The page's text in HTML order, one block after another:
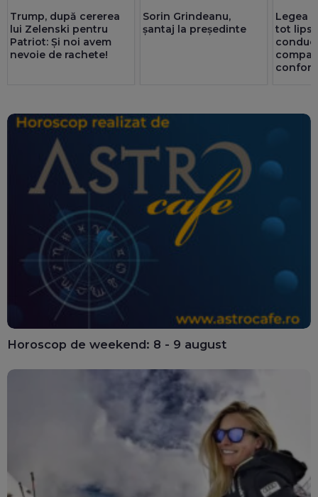
Trump, după cererea
lui Zelenski pentru
Patriot: Și noi avem
nevoie de rachete!
Sorin Grindeanu,
șantaj la președinte
Legea
tot
Horoscop de weekend: 8 - 9 august